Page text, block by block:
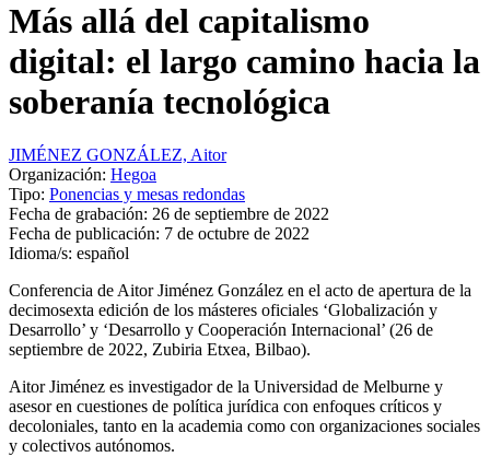
Más allá del capitalismo
digital: el largo camino hacia la
soberanía tecnológica
JIMÉNEZ GONZÁLEZ, Aitor
Organización: Hegoa
Tipo: Ponencias y mesas redondas
Fecha de grabación: 26 de septiembre de 2022
Fecha de publicación: 7 de octubre de 2022
Idioma/s: español
Conferencia de Aitor Jiménez González en el acto de apertura de la
decimosexta edición de los másteres oficiales ‘Globalización y
Desarrollo’ y ‘Desarrollo y Cooperación Internacional’ (26 de
septiembre de 2022, Zubiria Etxea, Bilbao).
Aitor Jiménez es investigador de la Universidad de Melburne y
asesor en cuestiones de política jurídica con enfoques críticos y
decoloniales, tanto en la academia como con organizaciones sociales
y colectivos autónomos.